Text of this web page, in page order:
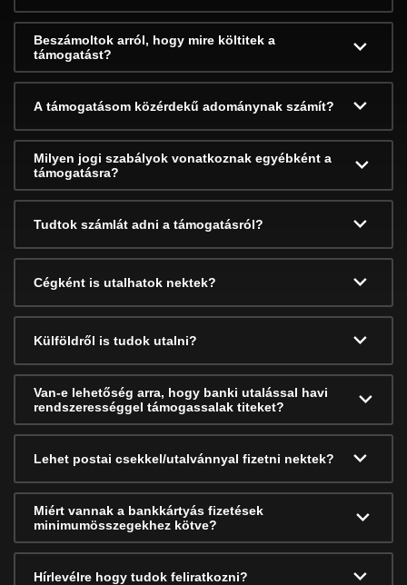
Beszámoltok arról, hogy mire költitek a
támogatást?
A támogatásom közérdekű adománynak számít?
Milyen jogi szabályok vonatkoznak egyébként a
támogatásra?
Tudtok számlát adni a támogatásról?
Cégként is utalhatok nektek?
Külföldről is tudok utalni?
Van-e lehetőség arra, hogy banki utalással havi
rendszerességgel támogassalak titeket?
Lehet postai csekkel/utalvánnyal fizetni nektek?
Miért vannak a bankkártyás fizetések
minimumösszegekhez kötve?
Hírlevélre hogy tudok feliratkozni?